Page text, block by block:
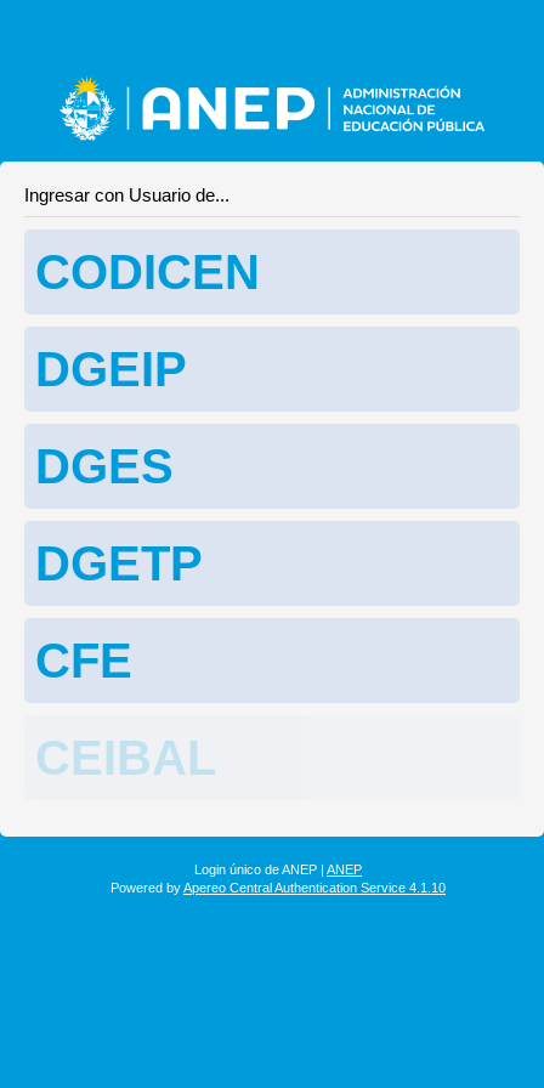
Ingresar con Usuario de...
CODICEN
DGEIP
DGES
DGETP
CFE
CEIBAL
Login único de ANEP | ANEP
Powered byApereo Central Authentication Service 4.1.10